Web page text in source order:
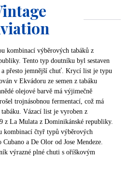
kombinací výběrových tabáků z
Tento typ doutníku byl sestaven
přesto jemnější chuť. Krycí list je typu
v Ekvádoru ze semen z tabáku
olejové barvě má výjimečně
trojnásobnou fermentací, což má
Vázací list je vyroben z
z La Mulata z Dominikánské republiky.
kombinací čtyř typů výběrových
a De Olor od Jose Mendeze.
výrazné plné chuti s oříškovým